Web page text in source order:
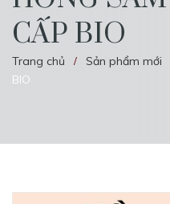
CẤP BIO
Trang chủ / Sản phẩm mới
BIO